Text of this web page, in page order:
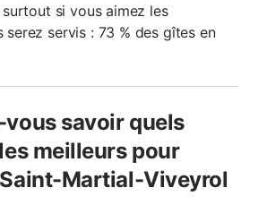
si vous aimez les
serez servis : 73 % des gîtes en
savoir quels
meilleurs pour
Martial-Viveyrol